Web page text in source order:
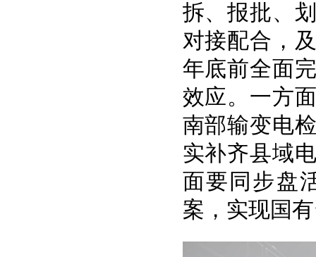
拆、报批、
对接配合，
年底前全面
效应。一方
南部输变电
实补齐县域
面要同步盘
案，实现国